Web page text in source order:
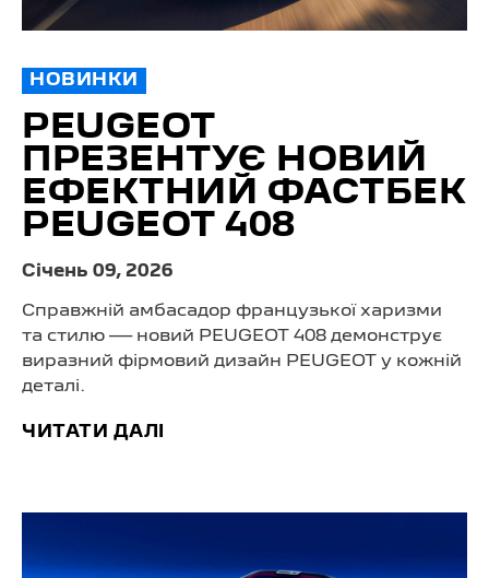
НОВИНКИ
PEUGEOT
ПРЕЗЕНТУЄ НОВИЙ
ЕФЕКТНИЙ ФАСТБЕК
PEUGEOT 408
Cічень 09, 2026
Справжній амбасадор французької харизми
та стилю — новий PEUGEOT 408 демонструє
виразний фірмовий дизайн PEUGEOT у кожній
деталі.
ЧИТАТИ ДАЛІ